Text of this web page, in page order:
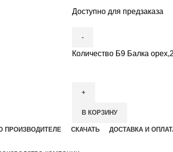
Доступно для предзаказа
Количество Б9 Балка
В КОРЗИНУ
ПРОИЗВОДИТЕЛЕ СКАЧАТЬ ДОСТАВКА И